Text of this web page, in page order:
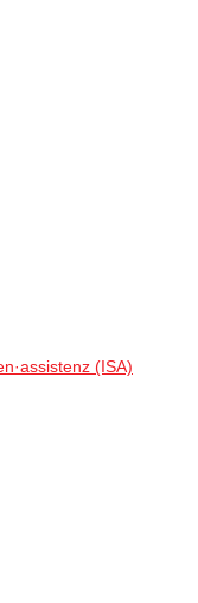
(ISA)